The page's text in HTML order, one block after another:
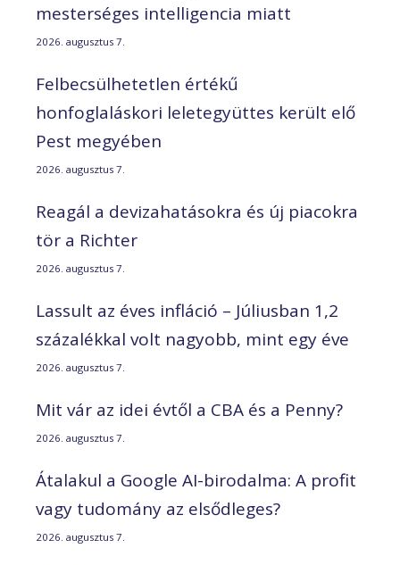
mesterséges intelligencia miatt
2026. augusztus 7.
Felbecsülhetetlen értékű
honfoglaláskori leletegyüttes került elő
Pest megyében
2026. augusztus 7.
Reagál a devizahatásokra és új piacokra
tör a Richter
2026. augusztus 7.
Lassult az éves infláció – Júliusban 1,2
százalékkal volt nagyobb, mint egy éve
2026. augusztus 7.
Mit vár az idei évtől a CBA és a Penny?
2026. augusztus 7.
Átalakul a Google AI-birodalma: A profit
vagy tudomány az elsődleges?
2026. augusztus 7.